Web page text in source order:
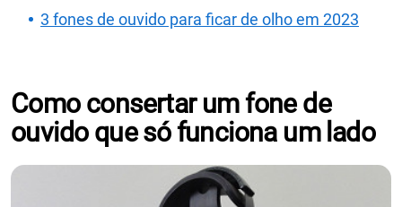
3 fones de ouvido para ficar de olho em 2023
Como consertar um fone de
ouvido que só funciona um lado